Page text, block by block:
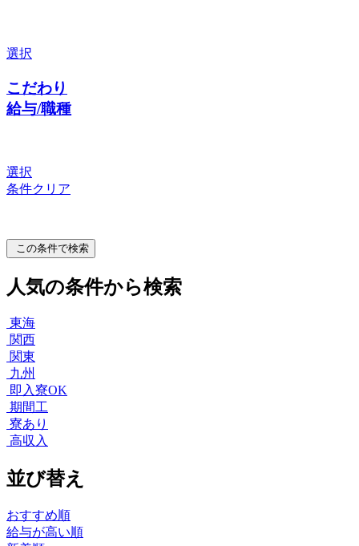
選択
こだわり
給与/職種
選択
条件クリア
この条件で検索
人気の条件から検索
東海
関西
関東
九州
即入寮OK
期間工
寮あり
高収入
並び替え
おすすめ順
給与が高い順